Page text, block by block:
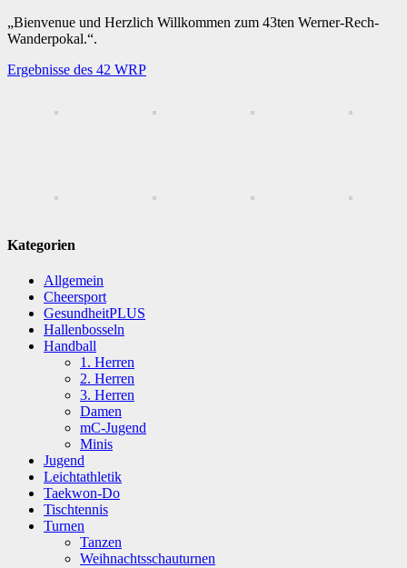
„Bienvenue und Herzlich Willkommen zum 43ten Werner-Rech-
Wanderpokal.“.
Ergebnisse des 42 WRP
Kategorien
Allgemein
Cheersport
GesundheitPLUS
Hallenbosseln
Handball
1. Herren
2. Herren
3. Herren
Damen
mC-Jugend
Minis
Jugend
Leichtathletik
Taekwon-Do
Tischtennis
Turnen
Tanzen
Weihnachtsschauturnen